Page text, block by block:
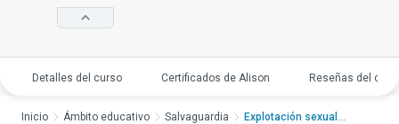
Detalles del curso Certificados de Alison Reseñas del
Inicio Ámbito educativo Salvaguardia Explotación sexual i...